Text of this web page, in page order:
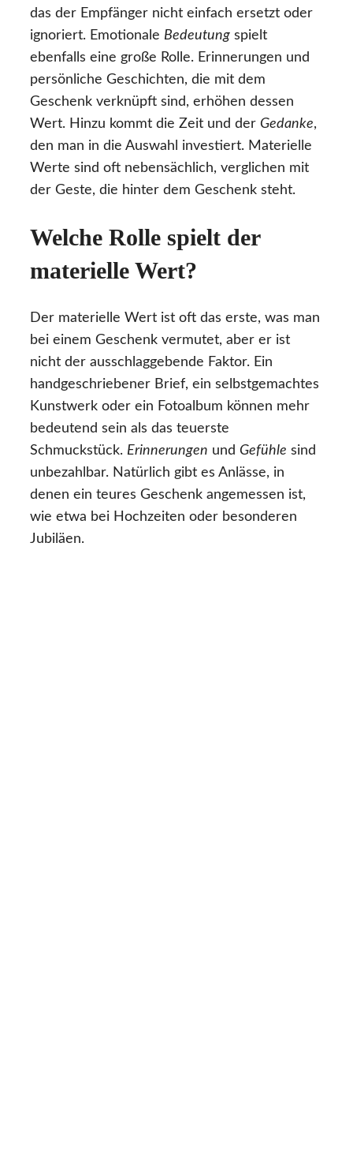
das der Empfänger nicht einfach ersetzt oder
ignoriert. Emotionale Bedeutung spielt
ebenfalls eine große Rolle. Erinnerungen und
persönliche Geschichten, die mit dem
Geschenk verknüpft sind, erhöhen dessen
Wert. Hinzu kommt die Zeit und der Gedanke,
den man in die Auswahl investiert. Materielle
Werte sind oft nebensächlich, verglichen mit
der Geste, die hinter dem Geschenk steht.
Welche Rolle spielt der
materielle Wert?
Der materielle Wert ist oft das erste, was man
bei einem Geschenk vermutet, aber er ist
nicht der ausschlaggebende Faktor. Ein
handgeschriebener Brief, ein selbstgemachtes
Kunstwerk oder ein Fotoalbum können mehr
bedeutend sein als das teuerste
Schmuckstück. Erinnerungen und Gefühle sind
unbezahlbar. Natürlich gibt es Anlässe, in
denen ein teures Geschenk angemessen ist,
wie etwa bei Hochzeiten oder besonderen
Jubiläen.